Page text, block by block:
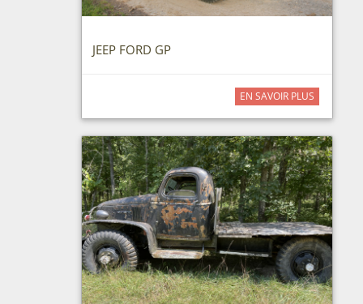
JEEP FORD GP
EN SAVOIR PLUS